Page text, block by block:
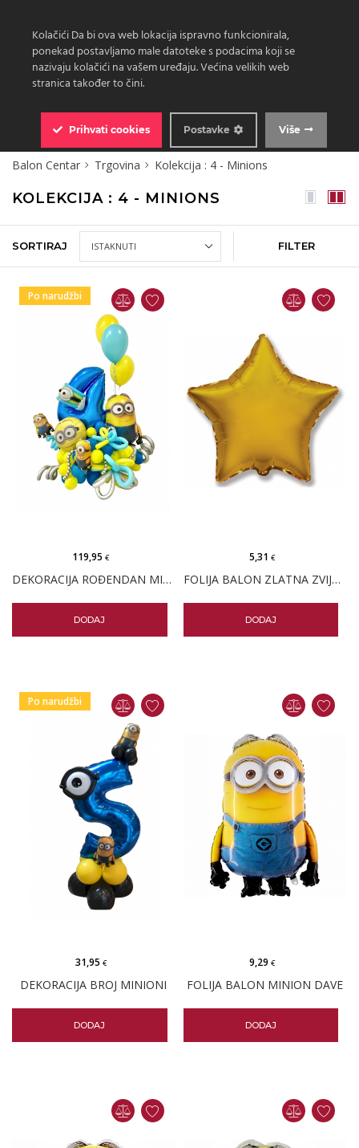
Balon Centar Trgovina Kolekcija : 4 - Minions
KOLEKCIJA : 4 - MINIONS
SORTIRAJ FILTER
Po narudžbi
DEKORACIJA ROĐENDAN MINIONI
119,95€
DODAJ
FOLIJA BALON ZLATNA ZVIJEZDA 18" PK
5,31 €
DODAJ
Po narudžbi
DEKORACIJA BROJ MINIONI
31,95 €
DODAJ
FOLIJA BALON MINION DAVE
9,29 €
DODAJ
Kolačići Da bi ova web lokacija ispravno funkcionirala,
ponekad postavljamo male datoteke s podacima koji se
nazivaju kolačići na vašem uređaju. Većina velikih web
stranica također to čini.
Prihvati cookies Više
Postavke